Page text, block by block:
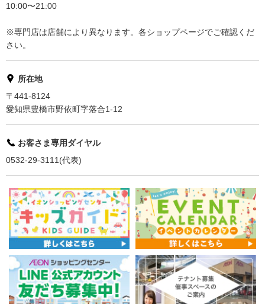
10:00〜21:00
※専門店は店舗により異なります。各ショップページでご確認くだ
さい。
所在地
〒441-8124
愛知県豊橋市野依町字落合1-12
お客さま専用ダイヤル
0532-29-3111(代表)